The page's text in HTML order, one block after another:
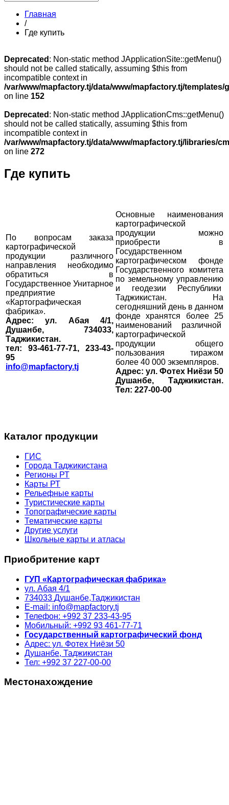
Главная
/
Где купить
Deprecated : Non-static method JApplicationSite::getMenu()
should not be called statically, assuming $this from
incompatible context in
/var/www/mapfactory.tj/data/www/mapfactory.tj/
on line 152
Deprecated : Non-static method JApplicationCms::getMenu()
should not be called statically, assuming $this from
incompatible context in
/var/www/mapfactory.tj/data/www/mapfactory.tj/libraries/
on line 272
Где купить
По вопросам заказа
картографической
продукции различного
направления необходимо
обратиться в
Государственное Унитарное
предприятие
«Картографическая
фабрика».
Адрес: ул. Абая 4/1,
Душанбе, 734033,
Таджикистан.
тел: 93-461-77-71, 233-43-
95
info@mapfactory.tj
Основные наименования
картографической
продукции можно
приобрести в
Государственном
картографическом фонде
Государственного комитета
по земельному управлению
и геодезии Республики
Таджикистан. На
сегодняшний день в данном
фонде хранятся более 25
наименований различной
картографической
продукции общего
пользования тиражом
более 40 000 экземпляров.
Адрес: ул. Фотех Ниёзи 50
Душанбе, Таджикистан.
Тел: 227-00-00
Каталог продукции
ГИС
Города Таджикистана
Регионы РТ
Карты РТ
Рельефные карты
Туристические карты
Топографические карты
Тематические карты
Другие услуги
Школьные карты и атласы
Приобритение карт
ГУП «Картографическая фабрика»
ул. Абая 4/1
734033 Душанбе,Таджикистан
E-mail: info@mapfactory.tj
Телефон: +992 37 233-43-95
Мобильный: +992 93 461-77-71
Государственный картографический фонд
Адрес: ул. Фотех Ниёзи 50
Душанбе, Таджикистан
Тел: +992 37 227-00-00
Местонахождение